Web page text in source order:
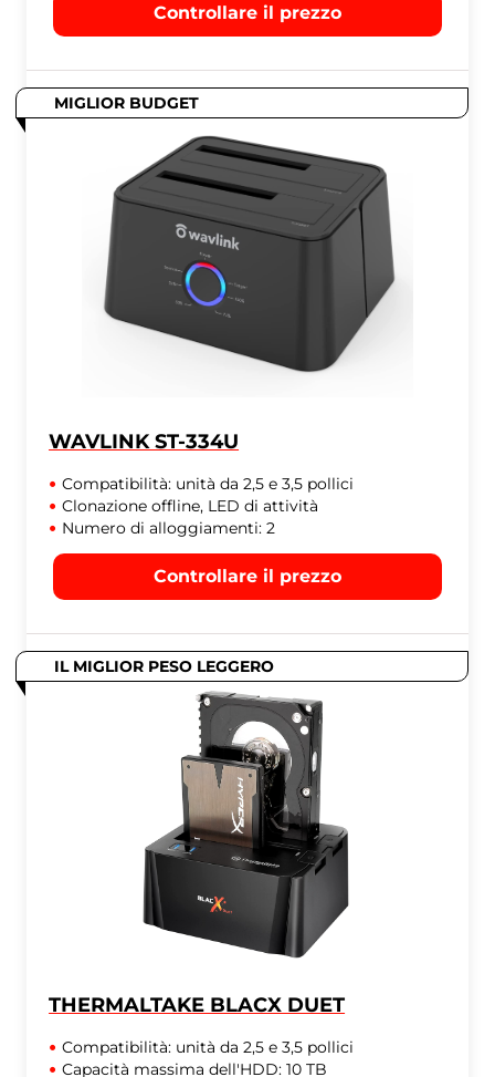
Controllare il prezzo
MIGLIOR BUDGET
WAVLINK ST-334U
Compatibilità: unità da 2,5 e 3,5 pollici
Clonazione offline, LED di attività
Numero di alloggiamenti: 2
Controllare il prezzo
IL MIGLIOR PESO LEGGERO
THERMALTAKE BLACX DUET
Compatibilità: unità da 2,5 e 3,5 pollici
Capacità massima dell'HDD: 10 TB